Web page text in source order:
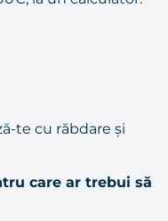
te cu răbdare și
care ar trebui să